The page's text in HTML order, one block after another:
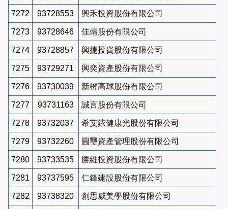
7272 93728553 興禾投資股份有限公司
7273 93728646 佳靖股份有限公司
7274 93728857 興捷投資股份有限公司
7275 93729271 興奕資產股份有限公司
7276 93730039 新橙高球股份有限公司
7277 93731163 誠言股份有限公司
7278 93732037 希艾銥健康光股份有限公司
7279 93732260 圓璽資產管理股份有限公司
7280 93733535 勝維投資股份有限公司
7281 93737595 仁鋒建設股份有限公司
7282 93738320 創思威美學股份有限公司